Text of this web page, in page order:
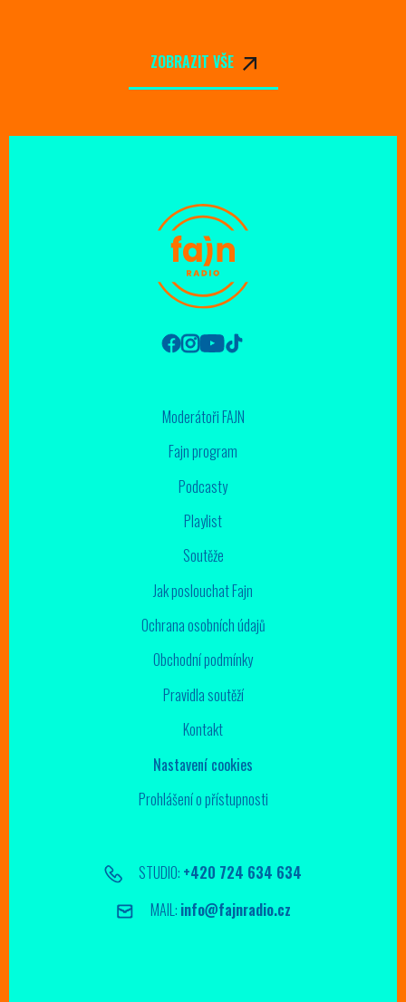
ZOBRAZIT VŠE
Moderátoři FAJN
Fajn program
Podcasty
Playlist
Soutěže
Jak poslouchat Fajn
Ochrana osobních údajů
Obchodní podmínky
Pravidla soutěží
Kontakt
Nastavení cookies
Prohlášení o přístupnosti
STUDIO: +420 724 634 634
MAIL: info@fajnradio.cz